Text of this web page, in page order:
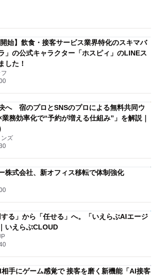
始】飲食・接客サービス業界特化のスキマバ
」の公式キャラクター「ホスピィ」のLINEス
した！
へ 宿のプロとSNSのプロによる無料共同ウ
務効率化で“予約が増える仕組み”」を解説｜
ズ
株式会社、新オフィス移転で体制強化
る」から「任せる」へ。「いえらぶAIエージ
いえらぶCLOUD
手にゲーム感覚で 接客を磨く新機能「AI接客